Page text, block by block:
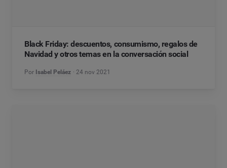
Black Friday: descuentos, consumismo, regalos de
Navidad y otros temas en la conversación social
Por Isabel Peláez 24 nov 2021